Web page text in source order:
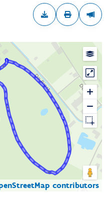
contributors